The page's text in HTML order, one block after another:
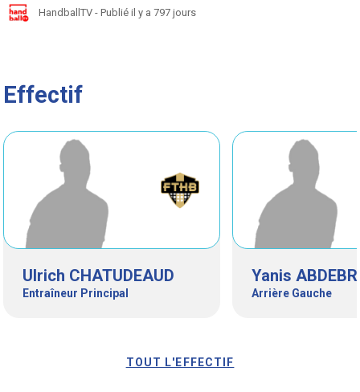
HandballTV - Publié il y a 797 jours
Effectif
Ulrich CHATUDEAUD
Entraîneur Principal
Yanis
Arrière Gauche
TOUT L'EFFECTIF